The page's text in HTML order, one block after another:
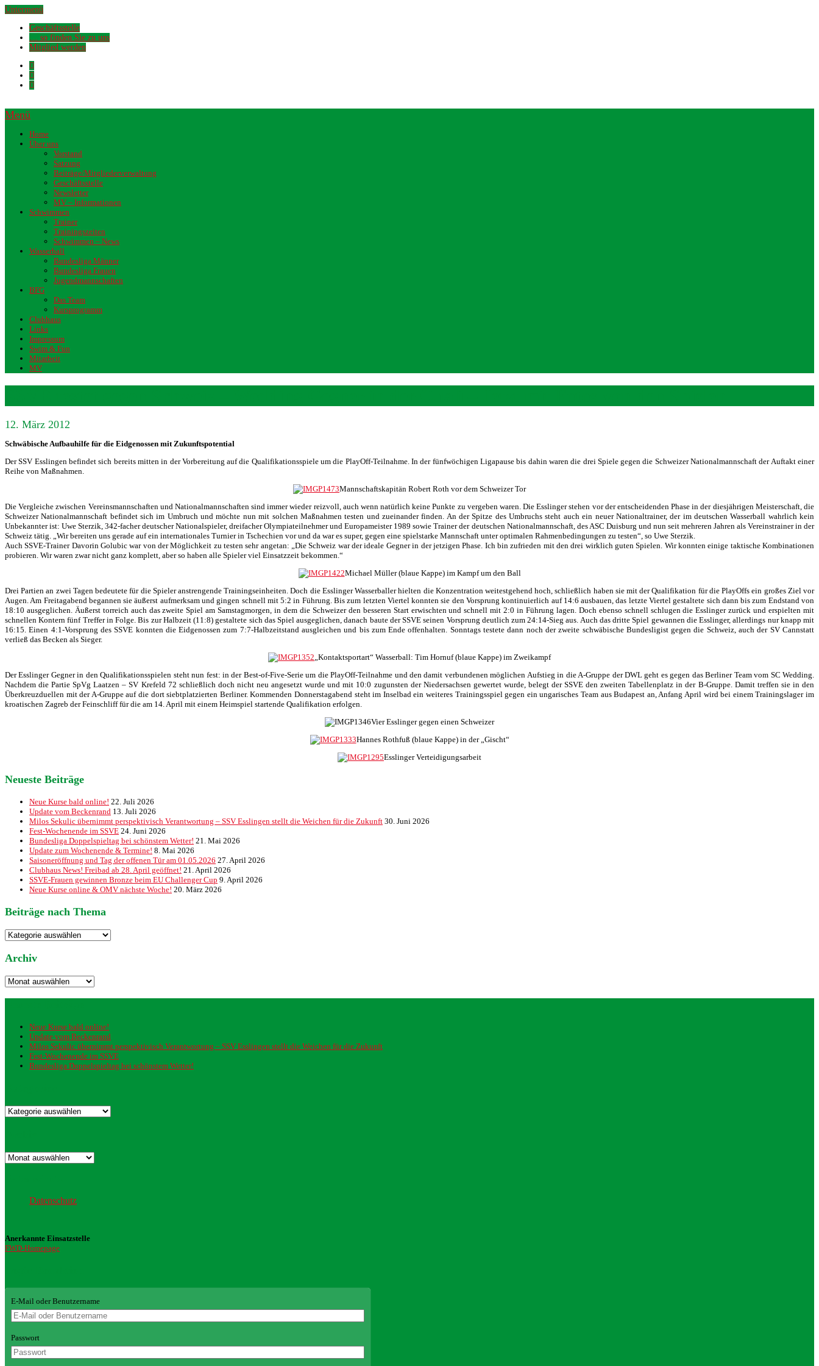
Untermenü
Geschäftsstelle
… so finden Sie zu uns
Mitglied werden
Menü
Home
Über uns
Vorstand
Satzung
Beiträge/Mitgliederverwaltung
Geschäftsstelle
Newsletter
MV – Informationen
Schwimmen
Trainer
Trainingszeiten
Schwimmen – News
Wasserball
Bundesliga Männer
Bundesliga Frauen
Jugendmannschaften
BFG
Das Team
Kursprogramm
Clubhaus
Links
Impressum
Swim & Fun
Mitarbeit
MV
12. März 2012
Schwäbische Aufbauhilfe für die Eidgenossen mit Zukunftspotential
Der SSV Esslingen befindet sich bereits mitten in der Vorbereitung auf die Qualifikationsspiele um die PlayOff-Teilnahme. In der fünfwöchigen Ligapause bis dahin waren die drei Spiele gegen die Schweizer Nationalmannschaft der Auftakt einer
Reihe von Maßnahmen.
Mannschaftskapitän Robert Roth vor dem Schweizer Tor
Die Vergleiche zwischen Vereinsmannschaften und Nationalmannschaften sind immer wieder reizvoll, auch wenn natürlich keine Punkte zu vergeben waren. Die Esslinger stehen vor der entscheidenden Phase in der diesjährigen Meisterschaft, die
Schweizer Nationalmannschaft befindet sich im Umbruch und möchte nun mit solchen Maßnahmen testen und zueinander finden. An der Spitze des Umbruchs steht auch ein neuer Nationaltrainer, der im deutschen Wasserball wahrlich kein
Unbekannter ist: Uwe Sterzik, 342-facher deutscher Nationalspieler, dreifacher Olympiateilnehmer und Europameister 1989 sowie Trainer der deutschen Nationalmannschaft, des ASC Duisburg und nun seit mehreren Jahren als Vereinstrainer in der
Schweiz tätig. „Wir bereiten uns gerade auf ein internationales Turnier in Tschechien vor und da war es super, gegen eine spielstarke Mannschaft unter optimalen Rahmenbedingungen zu testen“, so Uwe Sterzik.
Auch SSVE-Trainer Davorin Golubic war von der Möglichkeit zu testen sehr angetan: „Die Schweiz war der ideale Gegner in der jetzigen Phase. Ich bin zufrieden mit den drei wirklich guten Spielen. Wir konnten einige taktische Kombinationen
probieren. Wir waren zwar nicht ganz komplett, aber so haben alle Spieler viel Einsatzzeit bekommen.“
Michael Müller (blaue Kappe) im Kampf um den Ball
Drei Partien an zwei Tagen bedeutete für die Spieler anstrengende Trainingseinheiten. Doch die Esslinger Wasserballer hielten die Konzentration weitestgehend hoch, schließlich haben sie mit der Qualifikation für die PlayOffs ein großes Ziel vor
Augen. Am Freitagabend begannen sie äußerst aufmerksam und gingen schnell mit 5:2 in Führung. Bis zum letzten Viertel konnten sie den Vorsprung kontinuierlich auf 14:6 ausbauen, das letzte Viertel gestaltete sich dann bis zum Endstand von
18:10 ausgeglichen. Äußerst torreich auch das zweite Spiel am Samstagmorgen, in dem die Schweizer den besseren Start erwischten und schnell mit 2:0 in Führung lagen. Doch ebenso schnell schlugen die Esslinger zurück und erspielten mit
schnellen Kontern fünf Treffer in Folge. Bis zur Halbzeit (11:8) gestaltete sich das Spiel ausgeglichen, danach baute der SSVE seinen Vorsprung deutlich zum 24:14-Sieg aus. Auch das dritte Spiel gewannen die Esslinger, allerdings nur knapp mit
16:15. Einen 4:1-Vorsprung des SSVE konnten die Eidgenossen zum 7:7-Halbzeitstand ausgleichen und bis zum Ende offenhalten. Sonntags testete dann noch der zweite schwäbische Bundesligist gegen die Schweiz, auch der SV Cannstatt
verließ das Becken als Sieger.
„Kontaktsportart“ Wasserball: Tim Hornuf (blaue Kappe) im Zweikampf
Der Esslinger Gegner in den Qualifikationsspielen steht nun fest: in der Best-of-Five-Serie um die PlayOff-Teilnahme und den damit verbundenen möglichen Aufstieg in die A-Gruppe der DWL geht es gegen das Berliner Team vom SC Wedding.
Nachdem die Partie SpVg Laatzen – SV Krefeld 72 schließlich doch nicht neu angesetzt wurde und mit 10:0 zugunsten der Niedersachsen gewertet wurde, belegt der SSVE den zweiten Tabellenplatz in der B-Gruppe. Damit treffen sie in den
Überkreuzduellen mit der A-Gruppe auf die dort siebtplatzierten Berliner. Kommenden Donnerstagabend steht im Inselbad ein weiteres Trainingsspiel gegen ein ungarisches Team aus Budapest an, Anfang April wird bei einem Trainingslager im
kroatischen Zagreb der Feinschliff für die am 14. April mit einem Heimspiel startende Qualifikation erfolgen.
Vier Esslinger gegen einen Schweizer
Hannes Rothfuß (blaue Kappe) in der „Gischt“
Esslinger Verteidigungsarbeit
Neueste Beiträge
Neue Kurse bald online! 22. Juli 2026
Update vom Beckenrand 13. Juli 2026
Milos Sekulic übernimmt perspektivisch Verantwortung – SSV Esslingen stellt die Weichen für die Zukunft 30. Juni 2026
Fest-Wochenende im SSVE 24. Juni 2026
Bundesliga Doppelspieltag bei schönstem Wetter! 21. Mai 2026
Update zum Wochenende & Termine! 8. Mai 2026
Saisoneröffnung und Tag der offenen Tür am 01.05.2026 27. April 2026
Clubhaus News! Freibad ab 28. April geöffnet! 21. April 2026
SSVE-Frauen gewinnen Bronze beim EU Challenger Cup 9. April 2026
Neue Kurse online & OMV nächste Woche! 20. März 2026
Beiträge nach Thema
Beiträge
nach
Thema
Archiv
Archiv
Neue Kurse bald online!
Update vom Beckenrand
Milos Sekulic übernimmt perspektivisch Verantwortung – SSV Esslingen stellt die Weichen für die Zukunft
Fest-Wochenende im SSVE
Bundesliga Doppelspieltag bei schönstem Wetter!
Kategorien
Archiv
Datenschutz
Anerkannte Einsatzstelle
FWD-Homepage
E-Mail oder Benutzername
Passwort